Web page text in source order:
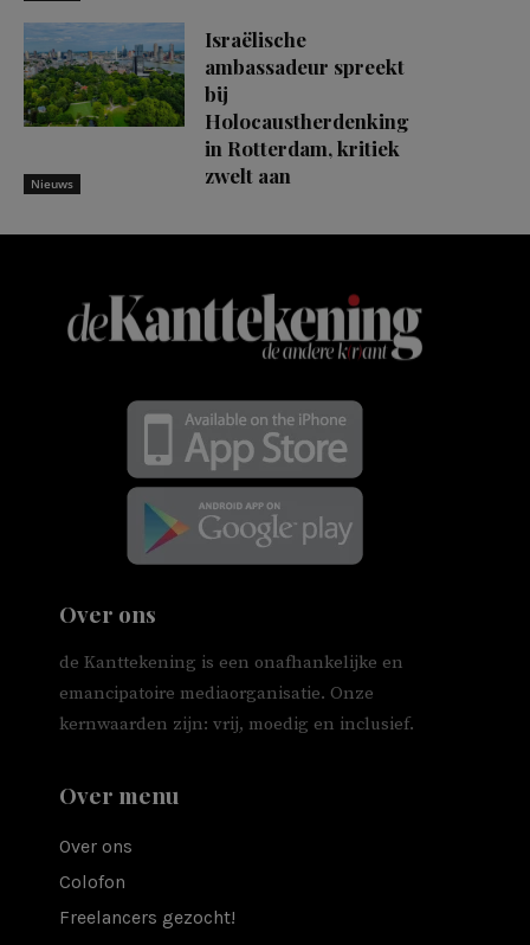
Nieuws
Israëlische
ambassadeur spreekt
bij
Holocaustherdenking
in Rotterdam, kritiek
zwelt aan
Over ons
de Kanttekening is een onafhankelijke en
emancipatoire mediaorganisatie. Onze
kernwaarden zijn: vrij, moedig en inclusief.
Over menu
Over ons
Colofon
Freelancers gezocht!